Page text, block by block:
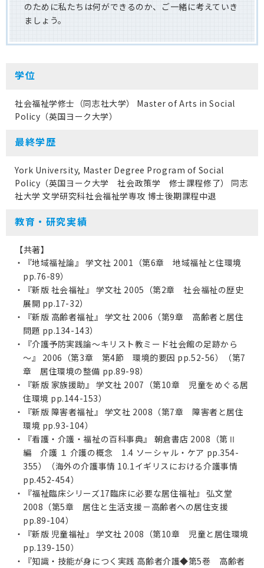
のために私たちは何ができるのか、ご一緒に考えていき
ましょう。
学位
社会福祉学修士（同志社大学） Master of Arts in Social
Policy（英国ヨーク大学）
最終学歴
York University, Master Degree Program of Social
Policy（英国ヨーク大学 社会政策学 修士課程修了） 同志
社大学 文学研究科社会福祉学専攻 博士後期課程中退
教育・研究実績
【共著】
・『地域福祉論』 学文社 2001（第6章 地域福祉と住環境
pp.76-89）
・『新版 社会福祉』 学文社 2005（第2章 社会福祉の歴史
展開 pp.17-32）
・『新版 高齢者福祉』 学文社 2006（第9章 高齢者と居住
問題 pp.134-143）
・『介護予防実践論～キリスト教ミード社会館の足跡から
～』 2006（第3章 第4節 環境的要因 pp.52-56）（第7
章 居住環境の整備 pp.89-98）
・『新版 家族援助』 学文社 2007（第10章 児童をめぐる居
住環境 pp.144-153）
・『新版 障害者福祉』 学文社 2008（第7章 障害者と居住
環境 pp.93-104）
・『看護・介護・福祉の百科事典』 朝倉書店 2008（第Ⅱ
編 介護 １ 介護の概念 1.4 ソーシャル・ケア pp.354-
355）（海外の介護事情 10.1イギリスにおける介護事情
pp.452-454）
・『福祉臨床シリーズ17臨床に必要な居住福祉』 弘文堂
2008（第5章 居住と生活支援－高齢者への居住支援
pp.89-104）
・『新版 児童福祉』 学文社 2008（第10章 児童と居住環境
pp.139-150）
・『知識・技能が身につく実践 高齢者介護◆第5巻 高齢者